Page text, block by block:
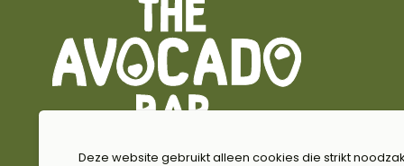
Deze website gebruikt alleen cookies die strikt